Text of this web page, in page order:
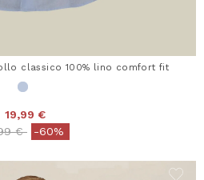
classico 100% lino comfort fit
19,99 €
reduced from
€to-60%